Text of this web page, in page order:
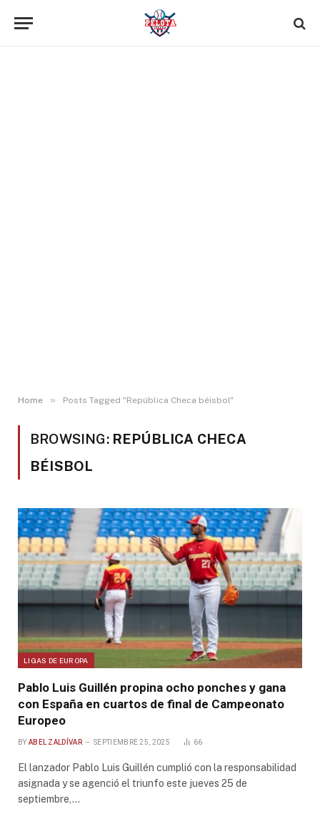
Home » Posts Tagged "República Checa béisbol"
BROWSING: REPÚBLICA CHECA
BÉISBOL
LIGAS DE EUROPA
Pablo Luis Guillén propina ocho ponches y gana
con España en cuartos de final de Campeonato
Europeo
BY ABEL ZALDÍVAR SEPTIEMBRE 25, 2025 66
El lanzador Pablo Luis Guillén cumplió con la responsabilidad
asignada y se agenció el triunfo este jueves 25 de
septiembre,…